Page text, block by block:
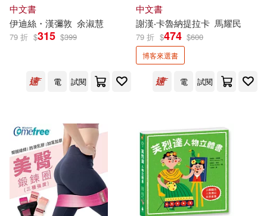
可樂(18) 吉川蓮(18)
小野不由美(18)
李海生(18) 横宮七海(18)
王瑞澤(18)
盧勝彥(18) 萬昱汐等(18)
葛瑞姆‧漢卡克(18)
中國石化出版社(121)
天津大學出版社(119)
湖北少年兒童出版社(119)
南海出版公司(118)
全新封面精裝版】
中文書
伊迪絲・ 漢彌敦 余淑慧
79 折 $315 $399
電 試閱
中文書
謝漢‧卡魯納提拉卡 馬耀民
79 折 $474 $600
博客來選書
電 試閱